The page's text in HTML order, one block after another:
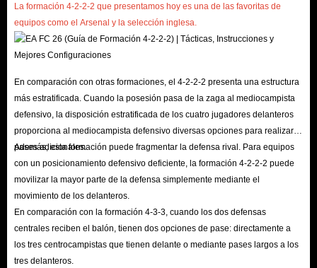
La Edición Estándar incluye el juego y artículos para diferentes modos de
juego. Reservar la Edición Ultimate incluye todas las bonificaciones de la
Edición Estándar, además de artículos de jugador adicionales, 6000 Puntos
precio de 69,99 $/69,99 £, mientras que la Edición Ultimate tiene un
precio de 99,99 $/99,99 £.
P: ¿EA Sports FC 26 es compatible con el juego multiplataforma?
R: Sí. El juego multiplataforma de FC 26 permite a los jugadores competir
entre sí en diferentes plataformas, lo que permite jugar con otros jugadores
los jugadores de PlayStation 4 pueden jugar con jugadores de Xbox One.
PlayStation 5, Xbox Series X/S y PC se consideran de la misma
generación. Sin embargo, Switch es una excepción, por lo que los
La formación 4-2-2-2 que presentamos hoy es una de las favoritas de
equipos como el Arsenal y la selección inglesa.
En comparación con otras formaciones, el 4-2-2-2 presenta una estructura
más estratificada. Cuando la posesión pasa de la zaga al mediocampista
defensivo, la disposición estratificada de los cuatro jugadores delanteros
proporciona al mediocampista defensivo diversas opciones para realizar
pases adicionales.
Además, esta formación puede fragmentar la defensa rival. Para equipos
con un posicionamiento defensivo deficiente, la formación 4-2-2-2 puede
movilizar la mayor parte de la defensa simplemente mediante el
movimiento de los delanteros.
En comparación con la formación 4-3-3, cuando los dos defensas
centrales reciben el balón, tienen dos opciones de pase: directamente a
los tres centrocampistas que tienen delante o mediante pases largos a los
tres delanteros.